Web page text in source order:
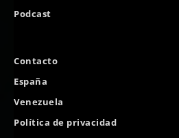
Podcast
Contacto
España
Venezuela
Política de privacidad